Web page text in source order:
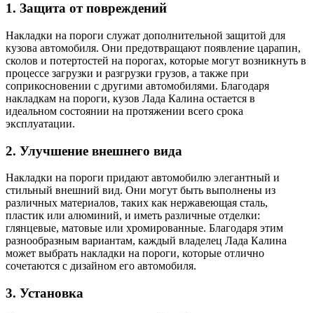
1. Защита от повреждений
Накладки на пороги служат дополнительной защитой для
кузова автомобиля. Они предотвращают появление царапин,
сколов и потертостей на порогах, которые могут возникнуть в
процессе загрузки и разгрузки грузов, а также при
соприкосновении с другими автомобилями. Благодаря
накладкам на пороги, кузов Лада Калина остается в
идеальном состоянии на протяжении всего срока
эксплуатации.
2. Улучшение внешнего вида
Накладки на пороги придают автомобилю элегантный и
стильный внешний вид. Они могут быть выполнены из
различных материалов, таких как нержавеющая сталь,
пластик или алюминий, и иметь различные отделки:
глянцевые, матовые или хромированные. Благодаря этим
разнообразным вариантам, каждый владелец Лада Калина
может выбрать накладки на пороги, которые отлично
сочетаются с дизайном его автомобиля.
3. Установка